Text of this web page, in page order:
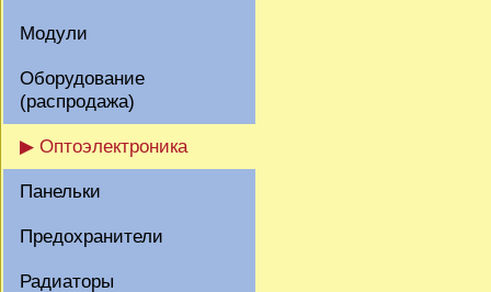
Модули
Оборудование
(распродажа)
▶ Оптоэлектроника
Панельки
Предохранители
Радиаторы